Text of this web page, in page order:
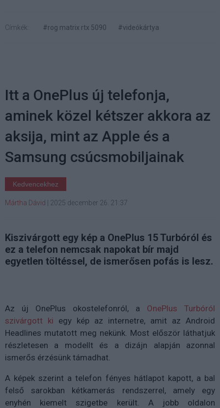
Címkék: #rog matrix rtx 5090 #videókártya
Itt a OnePlus új telefonja,
aminek közel kétszer akkora az
aksija, mint az Apple és a
Samsung csúcsmobiljainak
Kedvencekhez
Mártha Dávid 2025 december 26. 21:37
Kiszivárgott egy kép a OnePlus 15 Turbóról és
ez a telefon nemcsak napokat bír majd
egyetlen töltéssel, de ismerősen pofás is lesz.
Az új OnePlus okostelefonról, a OnePlus Turbóról
szivárgott ki egy kép az internetre, amit az Android
Headlines mutatott meg nekünk. Most először láthatjuk
részletesen a modellt és a dizájn alapján azonnal
ismerős érzésünk támadhat.
A képek szerint a telefon fényes hátlapot kapott, a bal
felső sarokban kétkamerás rendszerrel, amely egy
enyhén kiemelt szigetbe került. A jobb oldalon